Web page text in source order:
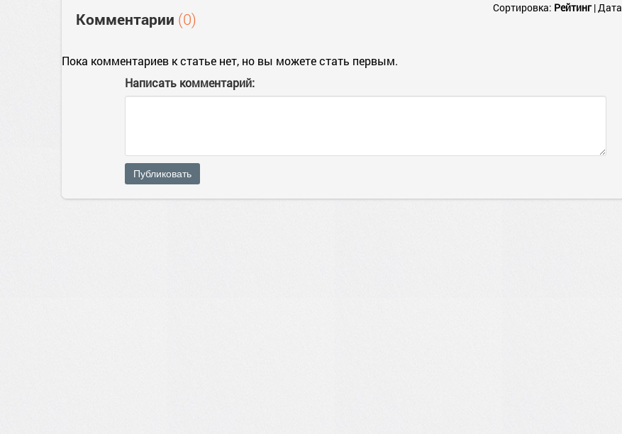
Комментарии (0)
Сортировка: Рейтинг|Дата
Пока комментариев к статье нет, но вы можете стать первым.
Написать комментарий:
Публиковать